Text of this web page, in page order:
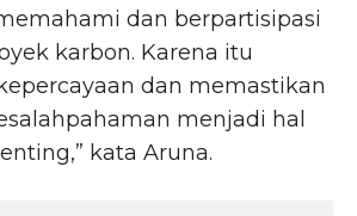
dan berpartisipasi
karbon. Karena itu
dan memastikan
menjadi hal
kata Aruna.